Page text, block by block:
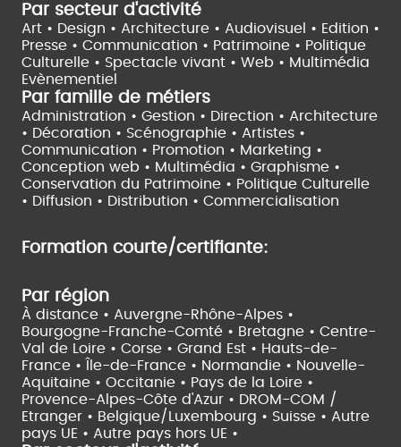
Par secteur d'activité
Art • Design • Architecture • Audiovisuel • Edition •
Presse • Communication • Patrimoine • Politique
Culturelle • Spectacle vivant • Web • Multimédia
Evènementiel
Par famille de métiers
Administration • Gestion • Direction • Architecture
• Décoration • Scénographie • Artistes •
Communication • Promotion • Marketing •
Conception web • Multimédia • Graphisme •
Conservation du Patrimoine • Politique Culturelle
• Diffusion • Distribution • Commercialisation
Formation courte/certifiante:
Par région
À distance • Auvergne-Rhône-Alpes •
Bourgogne-Franche-Comté • Bretagne • Centre-
Val de Loire • Corse • Grand Est • Hauts-de-
France •
Île-de-France • Normandie • Nouvelle-
Aquitaine • Occitanie • Pays de la Loire •
Provence-Alpes-Côte d'Azur • DROM-COM /
Etranger • Belgique/Luxembourg • Suisse • Autre
pays UE • Autre pays hors UE •